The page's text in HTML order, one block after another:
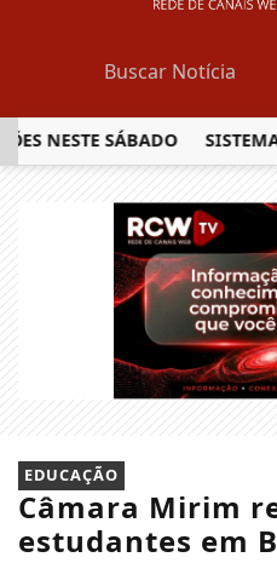
SÁBADO SISTEMA
EDUCAÇÃO
Câmara Mirim
estudantes em